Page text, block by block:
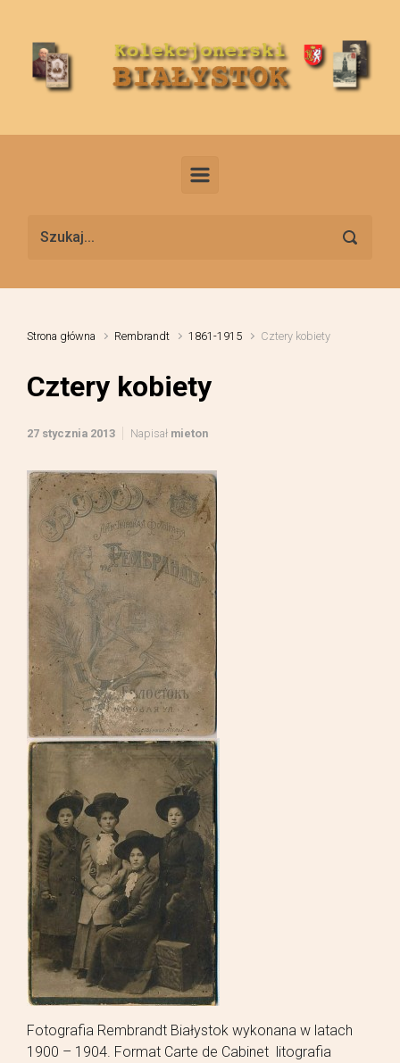
Strona główna Rembrandt 1861-1915 Cztery kobiety
Cztery kobiety
27 stycznia 2013 Napisał mieton
Fotografia Rembrandt Białystok wykonana w latach
1900 – 1904. Format Carte de Cabinet litografia